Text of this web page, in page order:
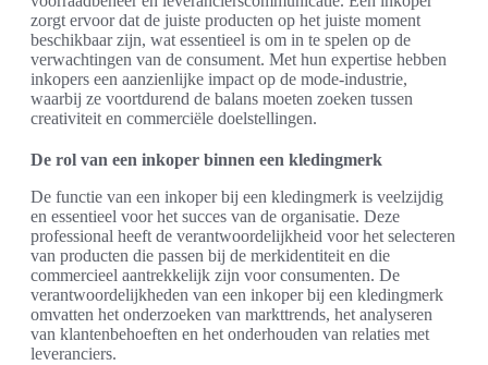
zorgt ervoor dat de juiste producten op het juiste moment
beschikbaar zijn, wat essentieel is om in te spelen op de
verwachtingen van de consument. Met hun expertise hebben
inkopers een aanzienlijke impact op de mode-industrie,
waarbij ze voortdurend de balans moeten zoeken tussen
creativiteit en commerciële doelstellingen.
De rol van een inkoper binnen een kledingmerk
De functie van een inkoper bij een kledingmerk is veelzijdig
en essentieel voor het succes van de organisatie. Deze
professional heeft de verantwoordelijkheid voor het selecteren
van producten die passen bij de merkidentiteit en die
commercieel aantrekkelijk zijn voor consumenten. De
verantwoordelijkheden van een inkoper bij een kledingmerk
omvatten het onderzoeken van markttrends, het analyseren
van klantenbehoeften en het onderhouden van relaties met
leveranciers.